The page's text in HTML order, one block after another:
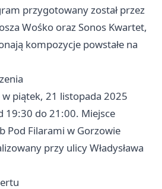
przygotowany został przez
Wośko oraz Sonos Kwartet,
kompozycje powstałe na
piątek, 21 listopada 2025
19:30 do 21:00. Miejsce
Pod Filarami w Gorzowie
przy ulicy Władysława